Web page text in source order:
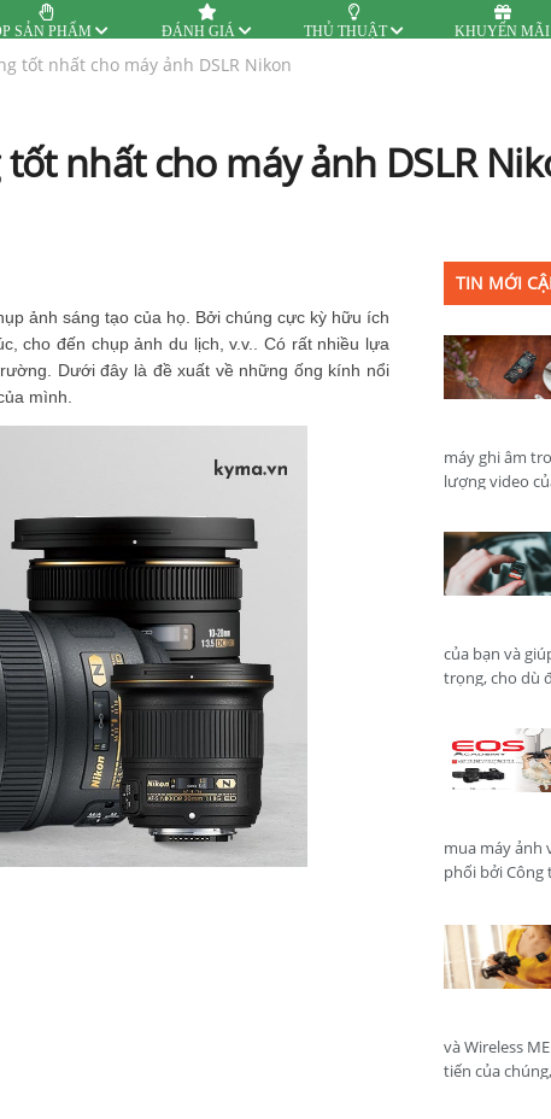
SẢN PHẨM ĐÁNH GIÁ THỦ THUẬT KHUYẾN MÃI
tốt nhất cho máy ảnh DSLR Nikon
nhất cho máy ảnh DSLR
ảnh sáng tạo của họ. Bởi chúng cực kỳ hữu ích
cho đến chụp ảnh du lịch, v.v.. Có rất nhiều lựa
Dưới đây là đề xuất về những ống kính nổi
mình.
TIN MỚI
máy ghi âm
lượng video
của bạn và
trọng, cho dù
mua máy ảnh
phối bởi Công
và Wireless
tiến của